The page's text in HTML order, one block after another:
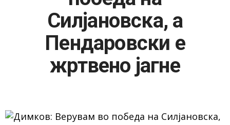
БАНКАРСТВО
ЖИВОТ
Силјановска, а
Пендаровски е
жртвено јагне